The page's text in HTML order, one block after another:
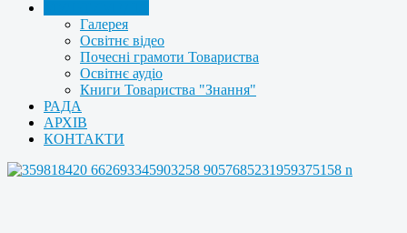
Галерея
Освітнє відео
Почесні грамоти Товариства
Освітнє аудіо
Книги Товариства "Знання"
РАДА
АРХІВ
КОНТАКТИ